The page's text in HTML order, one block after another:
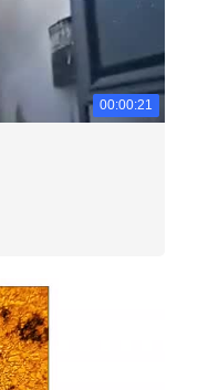
00:00:21